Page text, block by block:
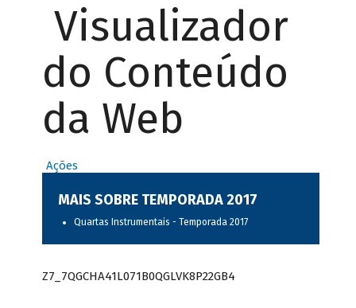
Visualizador
do Conteúdo
da Web
Ações
MAIS SOBRE TEMPORADA 2017
Quartas Instrumentais - Temporada 2017
Z7_7QGCHA41L071B0QGLVK8P22GB4